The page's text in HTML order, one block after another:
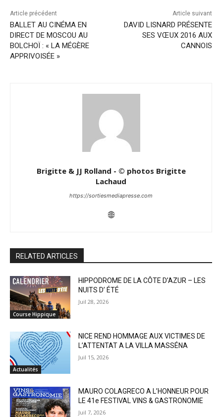
Article précédent
BALLET AU CINÉMA EN
DIRECT DE MOSCOU AU
BOLCHOÏ : « LA MÉGÈRE
APPRIVOISÉE »
Article suivant
DAVID LISNARD PRÉSENTE
SES VŒUX 2016 AUX
CANNOIS
Brigitte & JJ Rolland - © photos Brigitte
Lachaud
https://sortiesmediapresse.com
RELATED ARTICLES
Course Hippique
HIPPODROME DE LA CÔTE D’AZUR – LES
NUITS D’ ÉTÉ
Juil 28, 2026
Actualités
NICE REND HOMMAGE AUX VICTIMES DE
L’ATTENTAT A LA VILLA MASSÉNA
Juil 15, 2026
MAURO COLAGRECO A L’HONNEUR POUR
LE 41e FESTIVAL VINS & GASTRONOMIE
Juil 7, 2026